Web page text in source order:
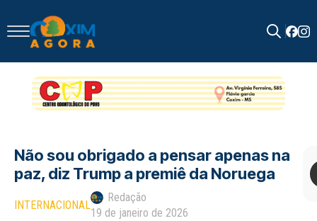
for:
Não sou obrigado a pensar apenas na
paz, diz Trump a premiê da Noruega
INTERNACIONAL
Redação
19 de janeiro de 2026